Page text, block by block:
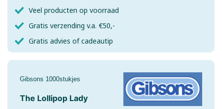
Veel producten op voorraad
Gratis verzending v.a. €50,-
Gratis advies of cadeautip
Gibsons 1000stukjes
The Lollipop Lady